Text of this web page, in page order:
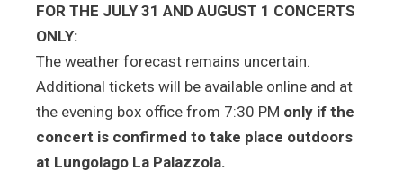
FOR THE JULY 31 AND AUGUST 1 CONCERTS
ONLY:
The weather forecast remains uncertain.
Additional tickets will be available online and at
the evening box office from 7:30 PM only if the
concert is confirmed to take place outdoors
at Lungolago La Palazzola.